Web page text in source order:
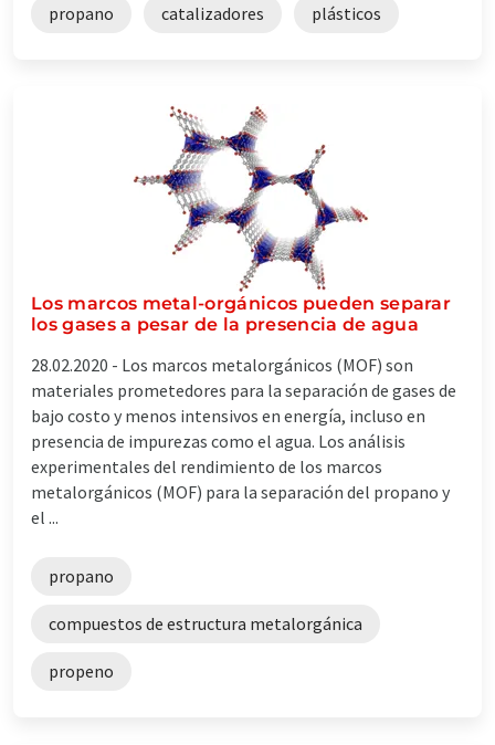
propano catalizadores plásticos
Los marcos metal-orgánicos pueden separar
los gases a pesar de la presencia de agua
28.02.2020 - Los marcos metalorgánicos (MOF) son
materiales prometedores para la separación de gases de
bajo costo y menos intensivos en energía, incluso en
presencia de impurezas como el agua. Los análisis
experimentales del rendimiento de los marcos
metalorgánicos (MOF) para la separación del propano y
el ...
propano
compuestos de estructura metalorgánica
propeno